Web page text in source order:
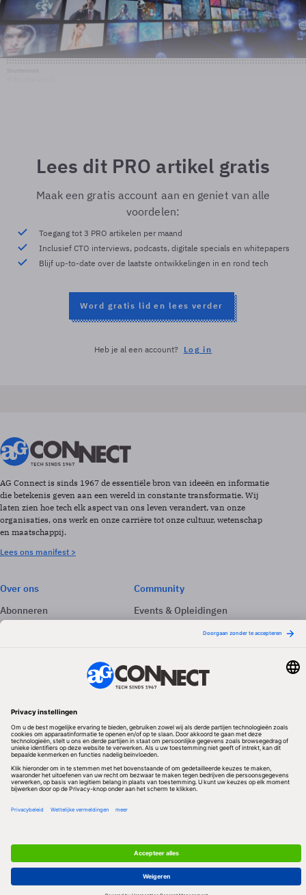
Lees dit PRO artikel gratis
Maak een gratis account aan en geniet van alle
voordelen:
Toegang tot 3 PRO artikelen per maand
Inclusief CTO interviews, podcasts, digitale specials en whitepapers
Blijf up-to-date over de laatste ontwikkelingen in en rond tech
Word gratis lid en lees verder
Heb je al een account? Log in
AG Connect is sinds 1967 de essentiële bron van ideeën en informatie
die betekenis geven aan een wereld in constante transformatie. Wij
laten zien hoe tech elk aspect van ons leven verandert, van onze
organisaties, ons werk en onze carrière tot onze cultuur, wetenschap
en maatschappij.
Lees ons manifest >
Over ons
Abonneren
Adverteren
Community
Events & Opleidingen
Volg ons
Redactionele partner
Algemene Voorwaarden & Copyrights